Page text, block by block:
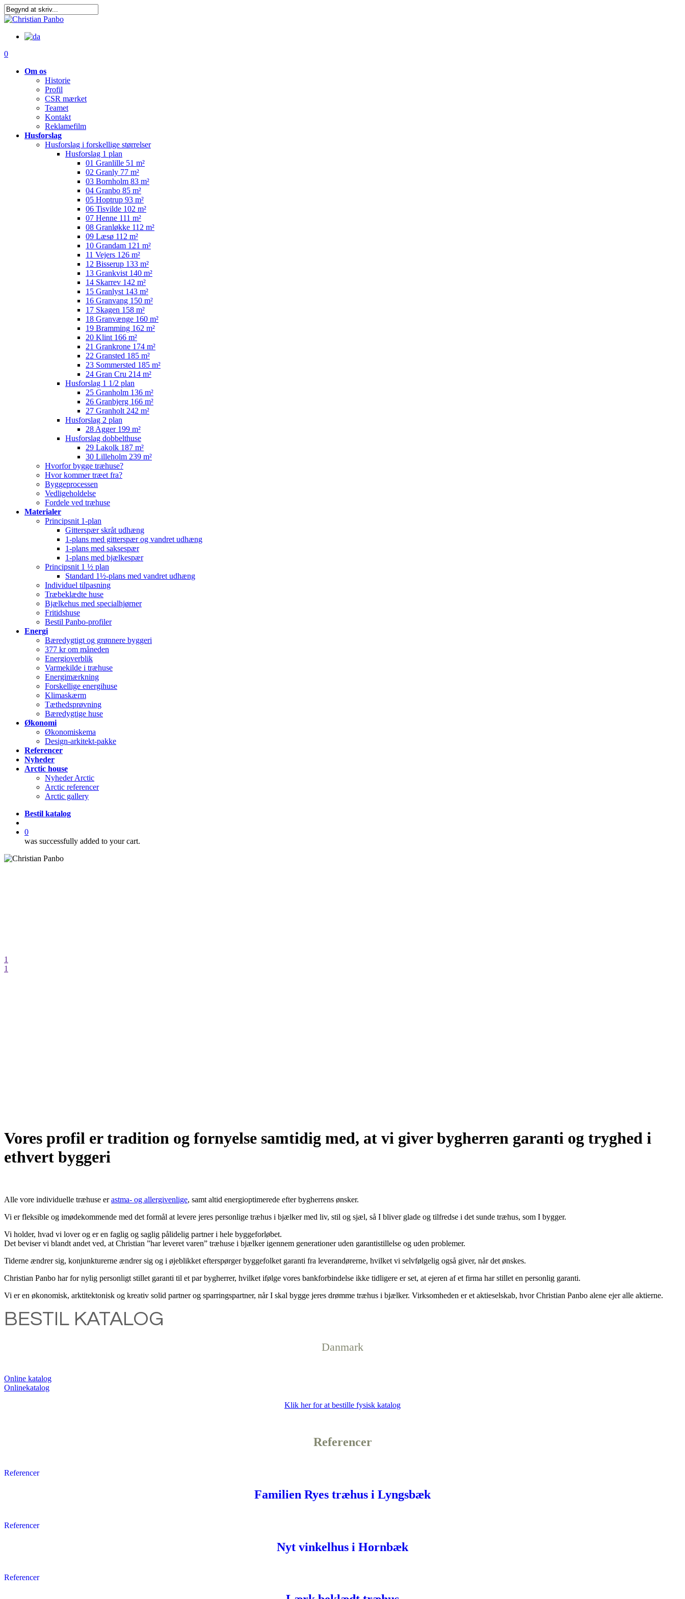
Skip
to
content
0
Om os
Historie
Profil
CSR mærket
Teamet
Kontakt
Reklamefilm
Husforslag
Husforslag i forskellige størrelser
Husforslag 1 plan
01 Granlille 51 m²
02 Granly 77 m²
03 Bornholm 83 m²
04 Granbo 85 m²
05 Hoptrup 93 m²
06 Tisvilde 102 m²
07 Henne 111 m²
08 Granløkke 112 m²
09 Læsø 112 m²
10 Grandam 121 m²
11 Vejers 126 m²
12 Bisserup 133 m²
13 Grankvist 140 m²
14 Skarrev 142 m²
15 Granlyst 143 m²
16 Granvang 150 m²
17 Skagen 158 m²
18 Granvænge 160 m²
19 Bramming 162 m²
20 Klint 166 m²
21 Grankrone 174 m²
22 Gransted 185 m²
23 Sommersted 185 m²
24 Gran Cru 214 m²
Husforslag 1 1/2 plan
25 Granholm 136 m²
26 Granbjerg 166 m²
27 Granholt 242 m²
Husforslag 2 plan
28 Agger 199 m²
Husforslag dobbelthuse
29 Lakolk 187 m²
30 Lilleholm 239 m²
Hvorfor bygge træhuse?
Hvor kommer træet fra?
Byggeprocessen
Vedligeholdelse
Fordele ved træhuse
Materialer
Principsnit 1-plan
Gitterspær skråt udhæng
1-plans med gitterspær og vandret udhæng
1-plans med saksespær
1-plans med bjælkespær
Principsnit 1 ½ plan
Standard 1½-plans med vandret udhæng
Individuel tilpasning
Træbeklædte huse
Bjælkehus med specialhjørner
Fritidshuse
Bestil Panbo-profiler
Energi
Bæredygtigt og grønnere byggeri
377 kr om måneden
Energioverblik
Varmekilde i træhuse
Energimærkning
Forskellige energihuse
Klimaskærm
Tæthedsprøvning
Bæredygtige huse
Økonomi
Økonomiskema
Design-arkitekt-pakke
Referencer
Nyheder
Arctic house
Nyheder Arctic
Arctic referencer
Arctic gallery
Bestil katalog
0
was successfully added to your cart.
1
1
Vores profil er tradition og fornyelse samtidig med, at vi giver bygherren garanti og tryghed i
ethvert byggeri
Alle vore individuelle træhuse erastma- og allergivenlige, samt altid energioptimerede efter bygherrens ønsker.
Vi er fleksible og imødekommende med det formål at levere jeres personlige træhus i bjælker med liv, stil og sjæl, så I bliver glade og tilfredse i det sunde træhus, som I bygger.
Vi holder, hvad vi lover og er en faglig og saglig pålidelig partner i hele byggeforløbet.
Det beviser vi blandt andet ved, at Christian ”har leveret varen” træhuse i bjælker igennem generationer uden garantistillelse og uden problemer.
Tiderne ændrer sig, konjunkturerne ændrer sig og i øjeblikket efterspørger byggefolket garanti fra leverandørerne, hvilket vi selvfølgelig også giver, når det ønskes.
Christian Panbo har for nylig personligt stillet garanti til et par bygherrer, hvilket ifølge vores bankforbindelse ikke tidligere er set, at ejeren af et firma har stillet en personlig garanti.
Vi er en økonomisk, arktitektonisk og kreativ solid partner og sparringspartner, når I skal bygge jeres drømme træhus i bjælker. Virksomheden er et aktieselskab, hvor Christian Panbo alene ejer alle aktierne.
BESTIL KATALOG
Danmark
Online katalog
Klik her for at bestille fysisk katalog
Referencer
Referencer
Familien Ryes træhus i Lyngsbæk
Referencer
Nyt vinkelhus i Hornbæk
Referencer